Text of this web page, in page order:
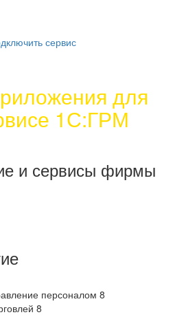
сервис
для
1С:ГРМ
и сервисы фирмы
персоналом 8
8